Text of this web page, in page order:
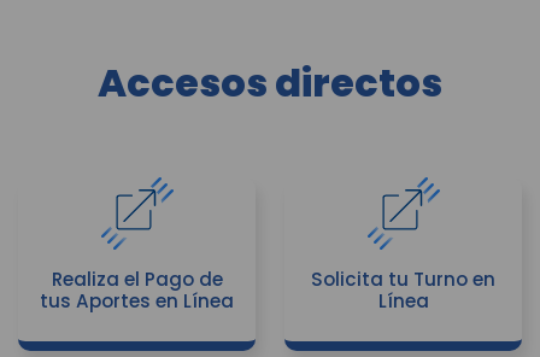
Accesos directos
Realiza el Pago de
tus Aportes en Línea
Solicita tu Turno en
Línea